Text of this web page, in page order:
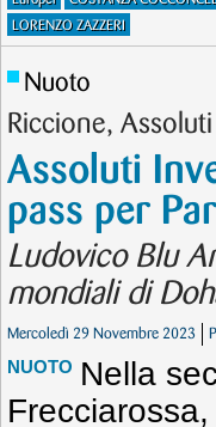
LORENZO ZAZZERI
Nuoto
Riccione,
Assoluti
pass per
Ludovico Blu
mondiali di
Mercoledì 29 Novembre 2023
NUOTO Nella